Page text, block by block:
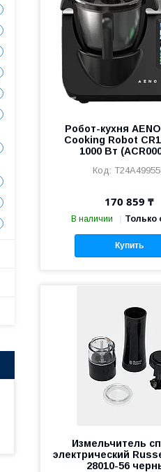
Робот-кухня
Cooking Robot
1000 Вт
170 859 ₸
В наличии Только
Купить
Измельчитель
электрический
28010-56